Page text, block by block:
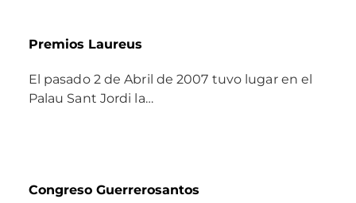
Premios Laureus
El pasado 2 de Abril de 2007 tuvo lugar en el
Palau Sant Jordi la…
Congreso Guerrerosantos